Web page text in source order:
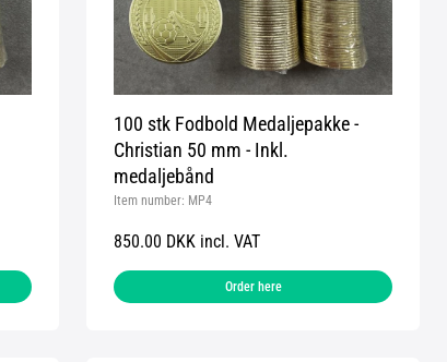
100 stk Fodbold Medaljepakke -
Christian 50 mm - Inkl.
medaljebånd
Item number: MP4
850.00 DKK incl. VAT
Order here